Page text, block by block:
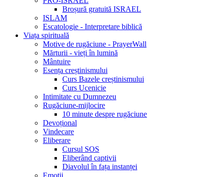
Broșură gratuită ISRAEL
ISLAM
Escatologie - Interpretare biblică
Viața spirituală
Motive de rugăciune - PrayerWall
Mărturii - vieți în lumină
Mântuire
Esența creștinismului
Curs Bazele creștinismului
Curs Ucenicie
Intimitate cu Dumnezeu
Rugăciune-mijlocire
10 minute despre rugăciune
Devoțional
Vindecare
Eliberare
Cursul SOS
Eliberând captivii
Diavolul în fața instanței
Emoții